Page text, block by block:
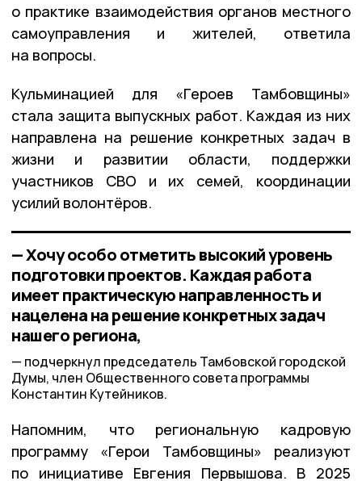
о практике взаимодействия органов местного
самоуправления и жителей, ответила
на вопросы.
Кульминацией для «Героев Тамбовщины»
стала защита выпускных работ. Каждая из них
направлена на решение конкретных задач в
жизни и развитии области, поддержки
участников СВО и их семей, координации
усилий волонтёров.
— Хочу особо отметить высокий уровень
подготовки проектов. Каждая работа
имеет практическую направленность и
нацелена на решение конкретных задач
нашего региона,
подчеркнул председатель Тамбовской городской
Думы, член Общественного совета программы
Константин Кутейников.
Напомним, что региональную кадровую
программу «Герои Тамбовщины» реализуют
по инициативе Евгения Первышова. В 2025